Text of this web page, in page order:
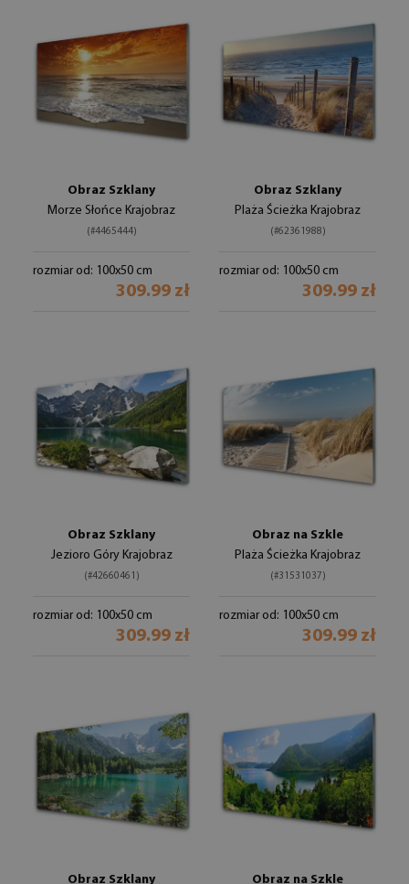
Obraz Szklany
Morze Słońce Krajobraz
(#4465444)
rozmiar od: 100x50 cm
309.99 zł
Obraz Szklany
Plaża Ścieżka Krajobraz
(#62361988)
rozmiar od: 100x50 cm
309.99 zł
Obraz Szklany
Jezioro Góry Krajobraz
(#42660461)
rozmiar od: 100x50 cm
309.99 zł
Obraz na Szkle
Plaża Ścieżka Krajobraz
(#31531037)
rozmiar od: 100x50 cm
309.99 zł
Obraz Szklany Obraz na Szkle